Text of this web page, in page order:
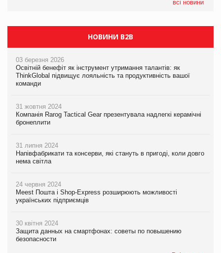
всі новини
НОВИНИ B2B
03 березня 2026
Освітній бенефіт як інструмент утримання талантів: як
ThinkGlobal підвищує лояльність та продуктивність вашої
команди
31 жовтня 2024
Компанія Rarog Tactical Gear презентувала надлегкі керамічні
бронеплити
31 липня 2024
Напівфабрикати та консерви, які стануть в пригоді, коли довго
нема світла
24 червня 2024
Meest Пошта і Shop-Express розширюють можливості
українських підприємців
30 квітня 2024
Защита данных на смартфонах: советы по повышению
безопасности